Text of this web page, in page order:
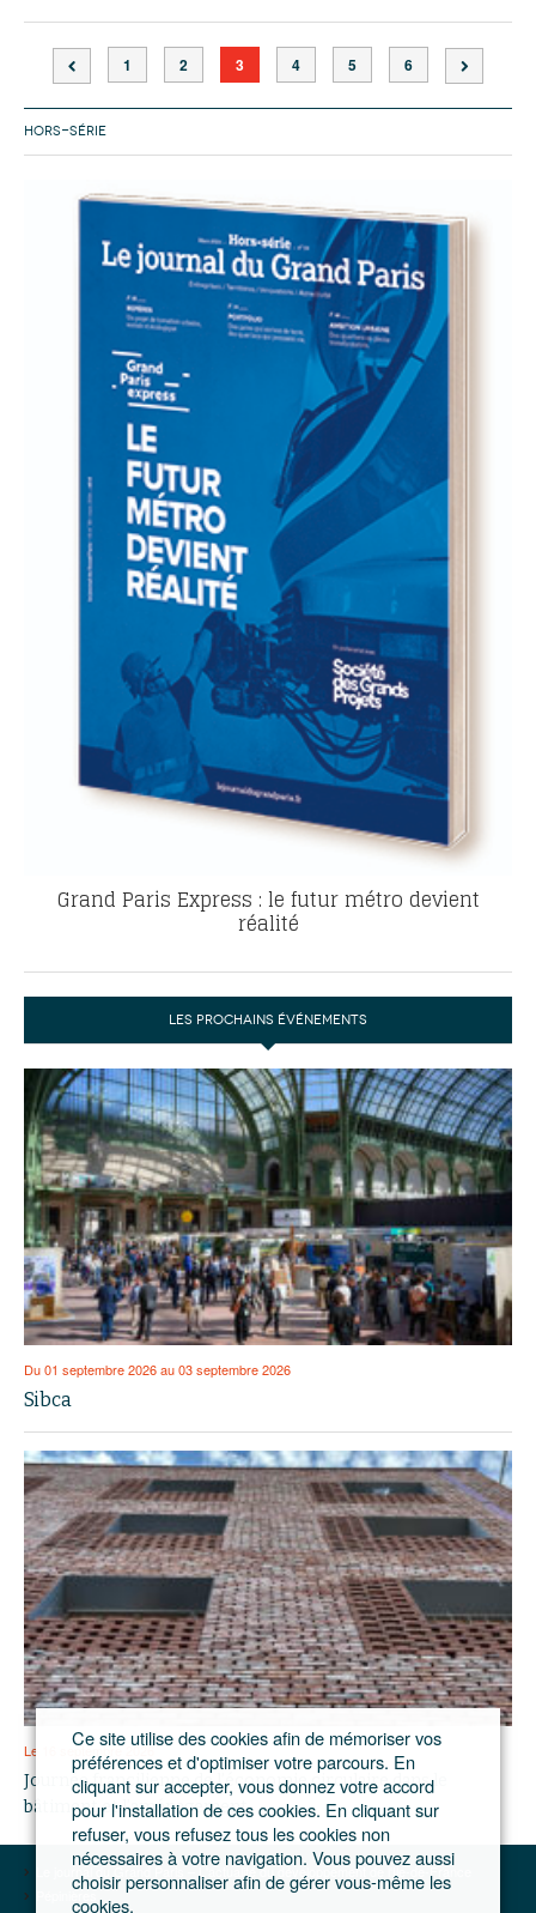
1 2 3 4 5 6
HORS-SÉRIE
Grand Paris Express : le futur métro devient
réalité
LES PROCHAINS ÉVÉNEMENTS
Du 01 septembre 2026 au 03 septembre 2026
Sibca
Le 16 septembre 2026
Journée francilienne de l’économie circulaire dans le
bâtiment et l’aménagement
Le journal du Grand Paris – L'actualité du développement de l'Ile-de-France
Pépinières
Ce site utilise des cookies afin de mémoriser vos
préférences et d'optimiser votre parcours. En
cliquant sur accepter, vous donnez votre accord
pour l'installation de ces cookies. En cliquant sur
refuser, vous refusez tous les cookies non
nécessaires à votre navigation. Vous pouvez aussi
choisir personnaliser afin de gérer vous-même les
cookies.